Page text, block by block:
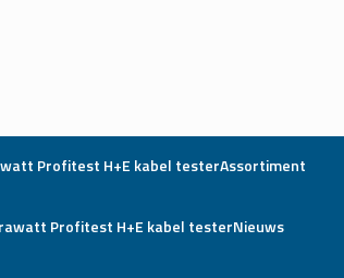
Assortiment
Nieuws